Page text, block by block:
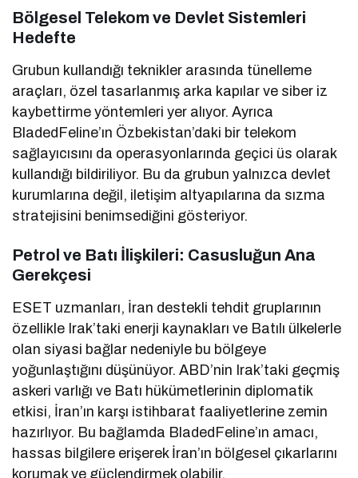
Bölgesel Telekom ve Devlet Sistemleri
Hedefte
Grubun kullandığı teknikler arasında tünelleme
araçları, özel tasarlanmış arka kapılar ve siber iz
kaybettirme yöntemleri yer alıyor. Ayrıca
BladedFeline’ın Özbekistan’daki bir telekom
sağlayıcısını da operasyonlarında geçici üs olarak
kullandığı bildiriliyor. Bu da grubun yalnızca devlet
kurumlarına değil, iletişim altyapılarına da sızma
stratejisini benimsediğini gösteriyor.
Petrol ve Batı İlişkileri: Casusluğun Ana
Gerekçesi
ESET uzmanları, İran destekli tehdit gruplarının
özellikle Irak’taki enerji kaynakları ve Batılı ülkelerle
olan siyasi bağlar nedeniyle bu bölgeye
yoğunlaştığını düşünüyor. ABD’nin Irak’taki geçmiş
askeri varlığı ve Batı hükümetlerinin diplomatik
etkisi, İran’ın karşı istihbarat faaliyetlerine zemin
hazırlıyor. Bu bağlamda BladedFeline’ın amacı,
hassas bilgilere erişerek İran’ın bölgesel çıkarlarını
korumak ve güçlendirmek olabilir.